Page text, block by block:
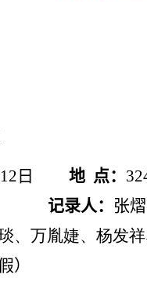
12 日 地 点：
记录人： 张熠
、万胤婕、杨发祥
）